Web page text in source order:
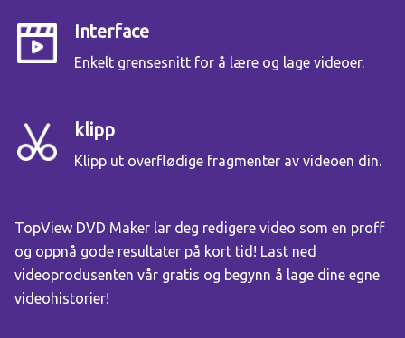
Interface
Enkelt grensesnitt for å lære og lage videoer.
klipp
Klipp ut overflødige fragmenter av videoen din.
TopView DVD Maker lar deg redigere video som en proff
og oppnå gode resultater på kort tid! Last ned
videoprodusenten vår gratis og begynn å lage dine egne
videohistorier!